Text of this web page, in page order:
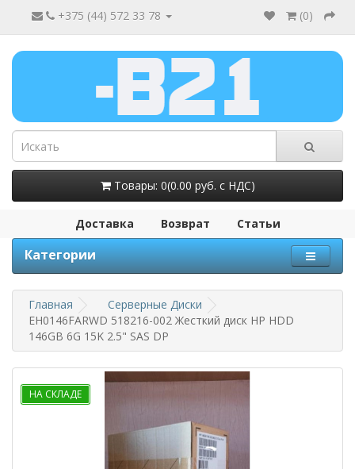
+375 (44) 572 33 78 (0)
Товары: 0(0.00 руб. с НДС)
Доставка Возврат Статьи
Категории
Главная
Серверные Диски
EH0146FARWD 518216-002 Жесткий диск HP HDD
146GB 6G 15K 2.5" SAS DP
НА СКЛАДЕ